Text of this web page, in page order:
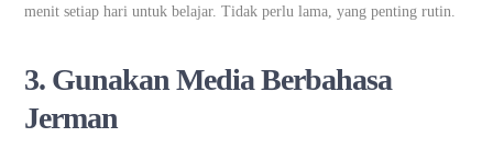
menit setiap hari untuk belajar. Tidak perlu lama, yang penting rutin.
3. Gunakan Media Berbahasa
Jerman